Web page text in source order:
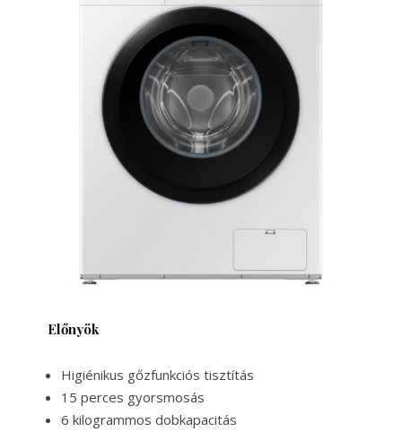
Előnyök
Higiénikus gőzfunkciós tisztítás
15 perces gyorsmosás
6 kilogrammos dobkapacitás